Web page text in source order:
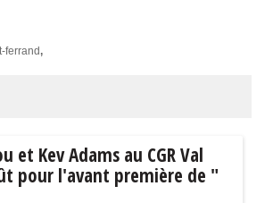
ferrand,
et Kev Adams au CGR Val
pour l'avant première de "
rêves "